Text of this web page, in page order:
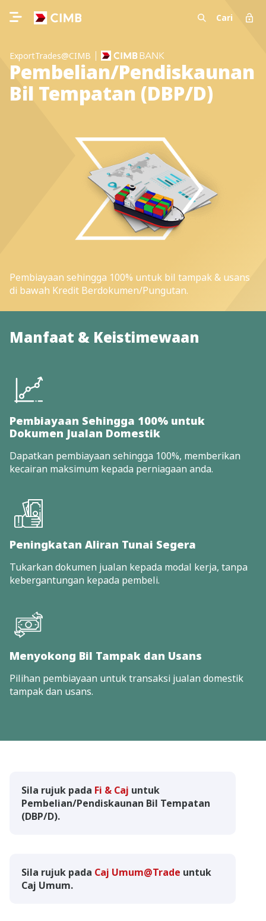
Cari
ExportTrades@CIMB
Pembelian/Pendiskaunan
Bil Tempatan (DBP/D)
Pembiayaan sehingga 100% untuk bil tampak & usans
di bawah Kredit Berdokumen/Pungutan.
Manfaat & Keistimewaan
Pembiayaan Sehingga 100% untuk
Dokumen Jualan Domestik
Dapatkan pembiayaan sehingga 100%, memberikan
kecairan maksimum kepada perniagaan anda.
Peningkatan Aliran Tunai Segera
Tukarkan dokumen jualan kepada modal kerja, tanpa
kebergantungan kepada pembeli.
Menyokong Bil Tampak dan Usans
Pilihan pembiayaan untuk transaksi jualan domestik
tampak dan usans.
Sila rujuk pada Fi & Caj untuk
Pembelian/Pendiskaunan Bil Tempatan
(DBP/D).
Sila rujuk pada Caj Umum@Trade untuk
Caj Umum.